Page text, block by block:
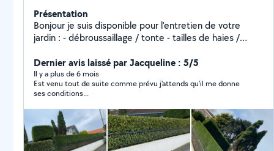
Présentation
Bonjour je suis disponible pour l'entretien de votre
jardin : - débroussaillage / tonte - tailles de haies /
complet ( soufflage / ramassage ) - plantations /
engazonnement - pose de gazon en plaque - diverses
petites créations / bricolage Multiservices
Dernier avis laissé par Jacqueline : 5/5
Il y a plus de 6 mois
Est venu tout de suite comme prévu j'attends qu'il me donne
ses conditions...